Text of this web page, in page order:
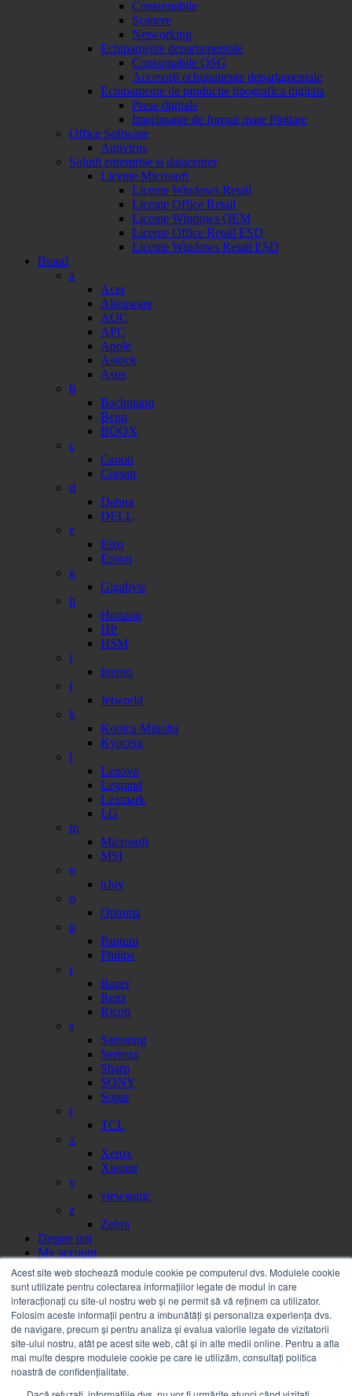
Acest site web stochează module cookie pe computerul dvs. Modulele cookie
sunt utilizate pentru colectarea informațiilor legate de modul în care
interacționați cu site-ul nostru web și ne permit să vă reținem ca utilizator.
Folosim aceste informații pentru a îmbunătăți și personaliza experiența dvs.
de navigare, precum și pentru analiza și evalua valorile legate de vizitatorii
site-ului nostru, atât pe acest site web, cât și în alte medii online. Pentru a afla
mai multe despre modulele cookie pe care le utilizăm, consultați politica
noastră de confidențialitate.
Consumabile
Scanere
Networking
Echipamente departamentale
Consumabile OSG
Accesorii echipamente departamentale
Echipamente de productie tipografica digitala
Prese digitale
Imprimante de format mare Plottare
Office Software
Antivirus
Solutii enterprise si datacenter
Licente Microsoft
Licente Windows Retail
Licente Office Retail
Licente Windows OEM
Licente Office Retail ESD
Licente Windows Retail ESD
Brand
a
Acer
Alienware
AOC
APC
Apple
Asrock
Asus
b
Bachmann
Benq
BOOX
c
Canon
Corsair
d
Dahua
DELL
e
Eizo
Epson
g
Gigabyte
h
Horizon
HP
HSM
i
Inepro
j
Jetworld
k
Konica Minolta
Kyocera
l
Lenovo
Legrand
Lexmark
LG
m
Microsoft
MSI
n
nJoy
o
Optoma
p
Pantum
Philips
r
Razer
Renz
Ricoh
s
Samsung
Serioux
Sharp
SONY
Sopar
t
TCL
x
Xerox
Xiaomi
v
viewsonic
z
Zebra
Despre noi
My account
Partener
Portal facturi
Sesizare
Citire contor
Help
Servicii
Service on call
Estico – Soluții de Print & IT pentru Companii
FSMA – Full Service Maintenance Agreement